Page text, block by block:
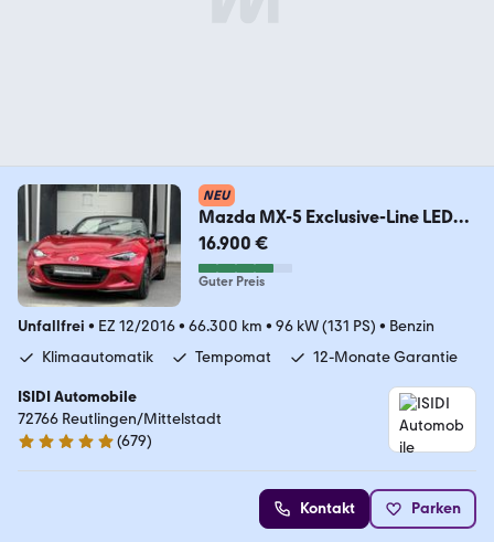
NEU
Mazda MX-5 Exclusive-Line LED
Navi Leder Sitzheizung
16.900 €
Guter Preis
Unfallfrei • EZ 12/2016• 66.300 km • 96 kW (131 PS) • Benzin
Klimaautomatik
Tempomat 12-Monate Garantie
ISIDI Automobile
72766 Reutlingen/Mittelstadt
4.8 Sterne
(679)
Kontakt Parken